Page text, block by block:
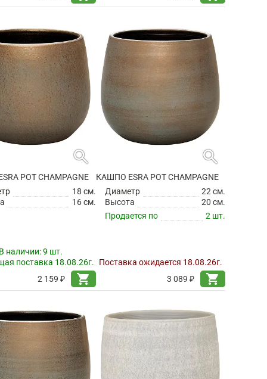
search
POT CHAMPAGNE
18 см.
16 см.
наличии:9 шт.
поставка 18.08.26г.
2 159 ₽
shopping_cart
search
КАШПО ESRA POT CHAMPAGNE
Диаметр
22 см.
Высота
20 см.
Продается по
2 шт.
Поставка ожидается 18.08.26г.
3 089 ₽
shopping_cart